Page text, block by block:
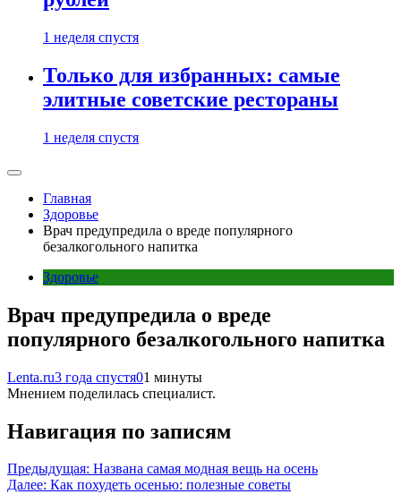
1 неделя спустя
Только для избранных: самые
элитные советские рестораны
1 неделя спустя
Главная
Здоровье
Врач предупредила о вреде популярного
безалкогольного напитка
Здоровье
Врач предупредила о вреде
популярного безалкогольного напитка
Lenta.ru3 года спустя01 минуты
Мнением поделилась специалист.
Навигация по записям
Предыдущая: Названа самая модная вещь на осень
Далее: Как похудеть осенью: полезные советы